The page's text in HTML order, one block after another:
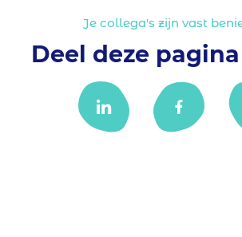
Je collega's zijn vast
Deel deze